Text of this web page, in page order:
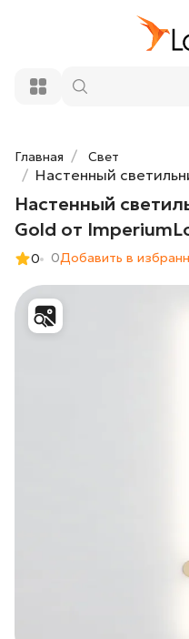
Главная Свет
Настенный
Настенный
Gold от
0 0Добавить в
Gold от ImperiumLoft